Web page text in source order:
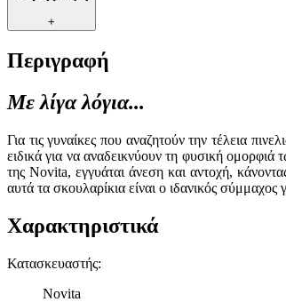
+
Περιγραφή
Με λίγα λόγια...
Για τις γυναίκες που αναζητούν την τέλεια
ειδικά για να αναδεικνύουν τη φυσική
της Novita, εγγυάται άνεση και αντοχή,
αυτά τα σκουλαρίκια είναι ο ιδανικός σύμμαχος
Χαρακτηριστικά
Κατασκευαστής:
Novita